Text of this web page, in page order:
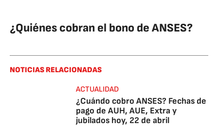
¿Quiénes cobran el bono de ANSES?
NOTICIAS RELACIONADAS
ACTUALIDAD
¿Cuándo cobro ANSES? Fechas de
pago de AUH, AUE, Extra y
jubilados hoy, 22 de abril